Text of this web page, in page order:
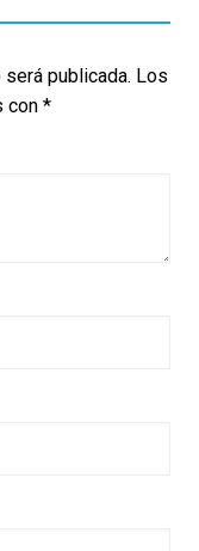
publicada. Los
con *